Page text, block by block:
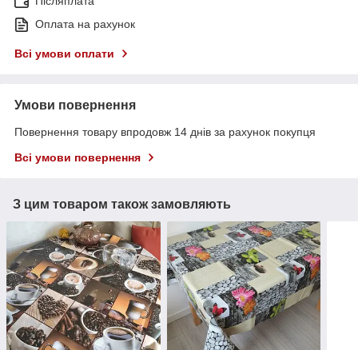
Оплата на рахунок
Всі умови оплати
Умови повернення
Повернення товару впродовж 14 днів за рахунок покупця
Всі умови повернення
З цим товаром також замовляють